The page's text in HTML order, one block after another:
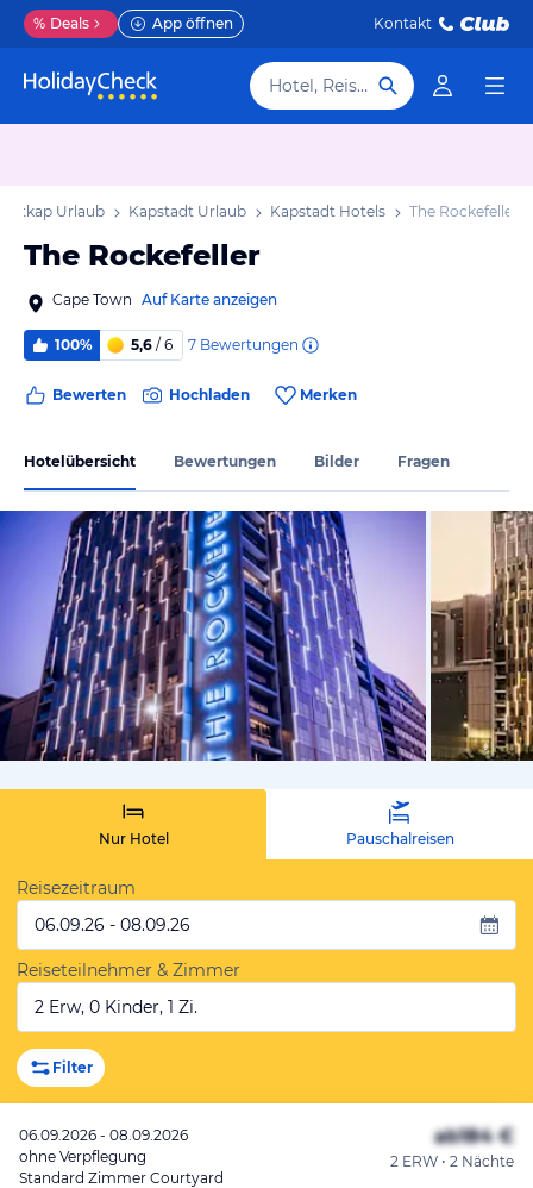
% Deals App öffnen Kontakt
Hotel, Reiseziel
Urlaub Kapstadt Urlaub Kapstadt Hotels The Rockefeller
The Rockefeller
Cape Town Auf Karte anzeigen
100% 5,6 / 6 7 Bewertungen
Bewerten Hochladen Merken
Hotelübersicht Bewertungen Bilder Fragen
von
Nur Hotel Pauschalreisen
Reisezeitraum
06.09.26 - 08.09.26
Reiseteilnehmer & Zimmer
2 Erw, 0 Kinder, 1 Zi.
Filter
06.09.2026 - 08.09.2026
ohne Verpflegung
Standard Zimmer Courtyard
ab184 €
2 ERW • 2 Nächte